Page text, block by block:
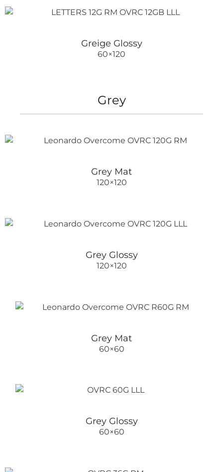
Greige Glossy
60×120
Grey
Grey Mat
120×120
Grey Glossy
120×120
Grey Mat
60×60
Grey Glossy
60×60